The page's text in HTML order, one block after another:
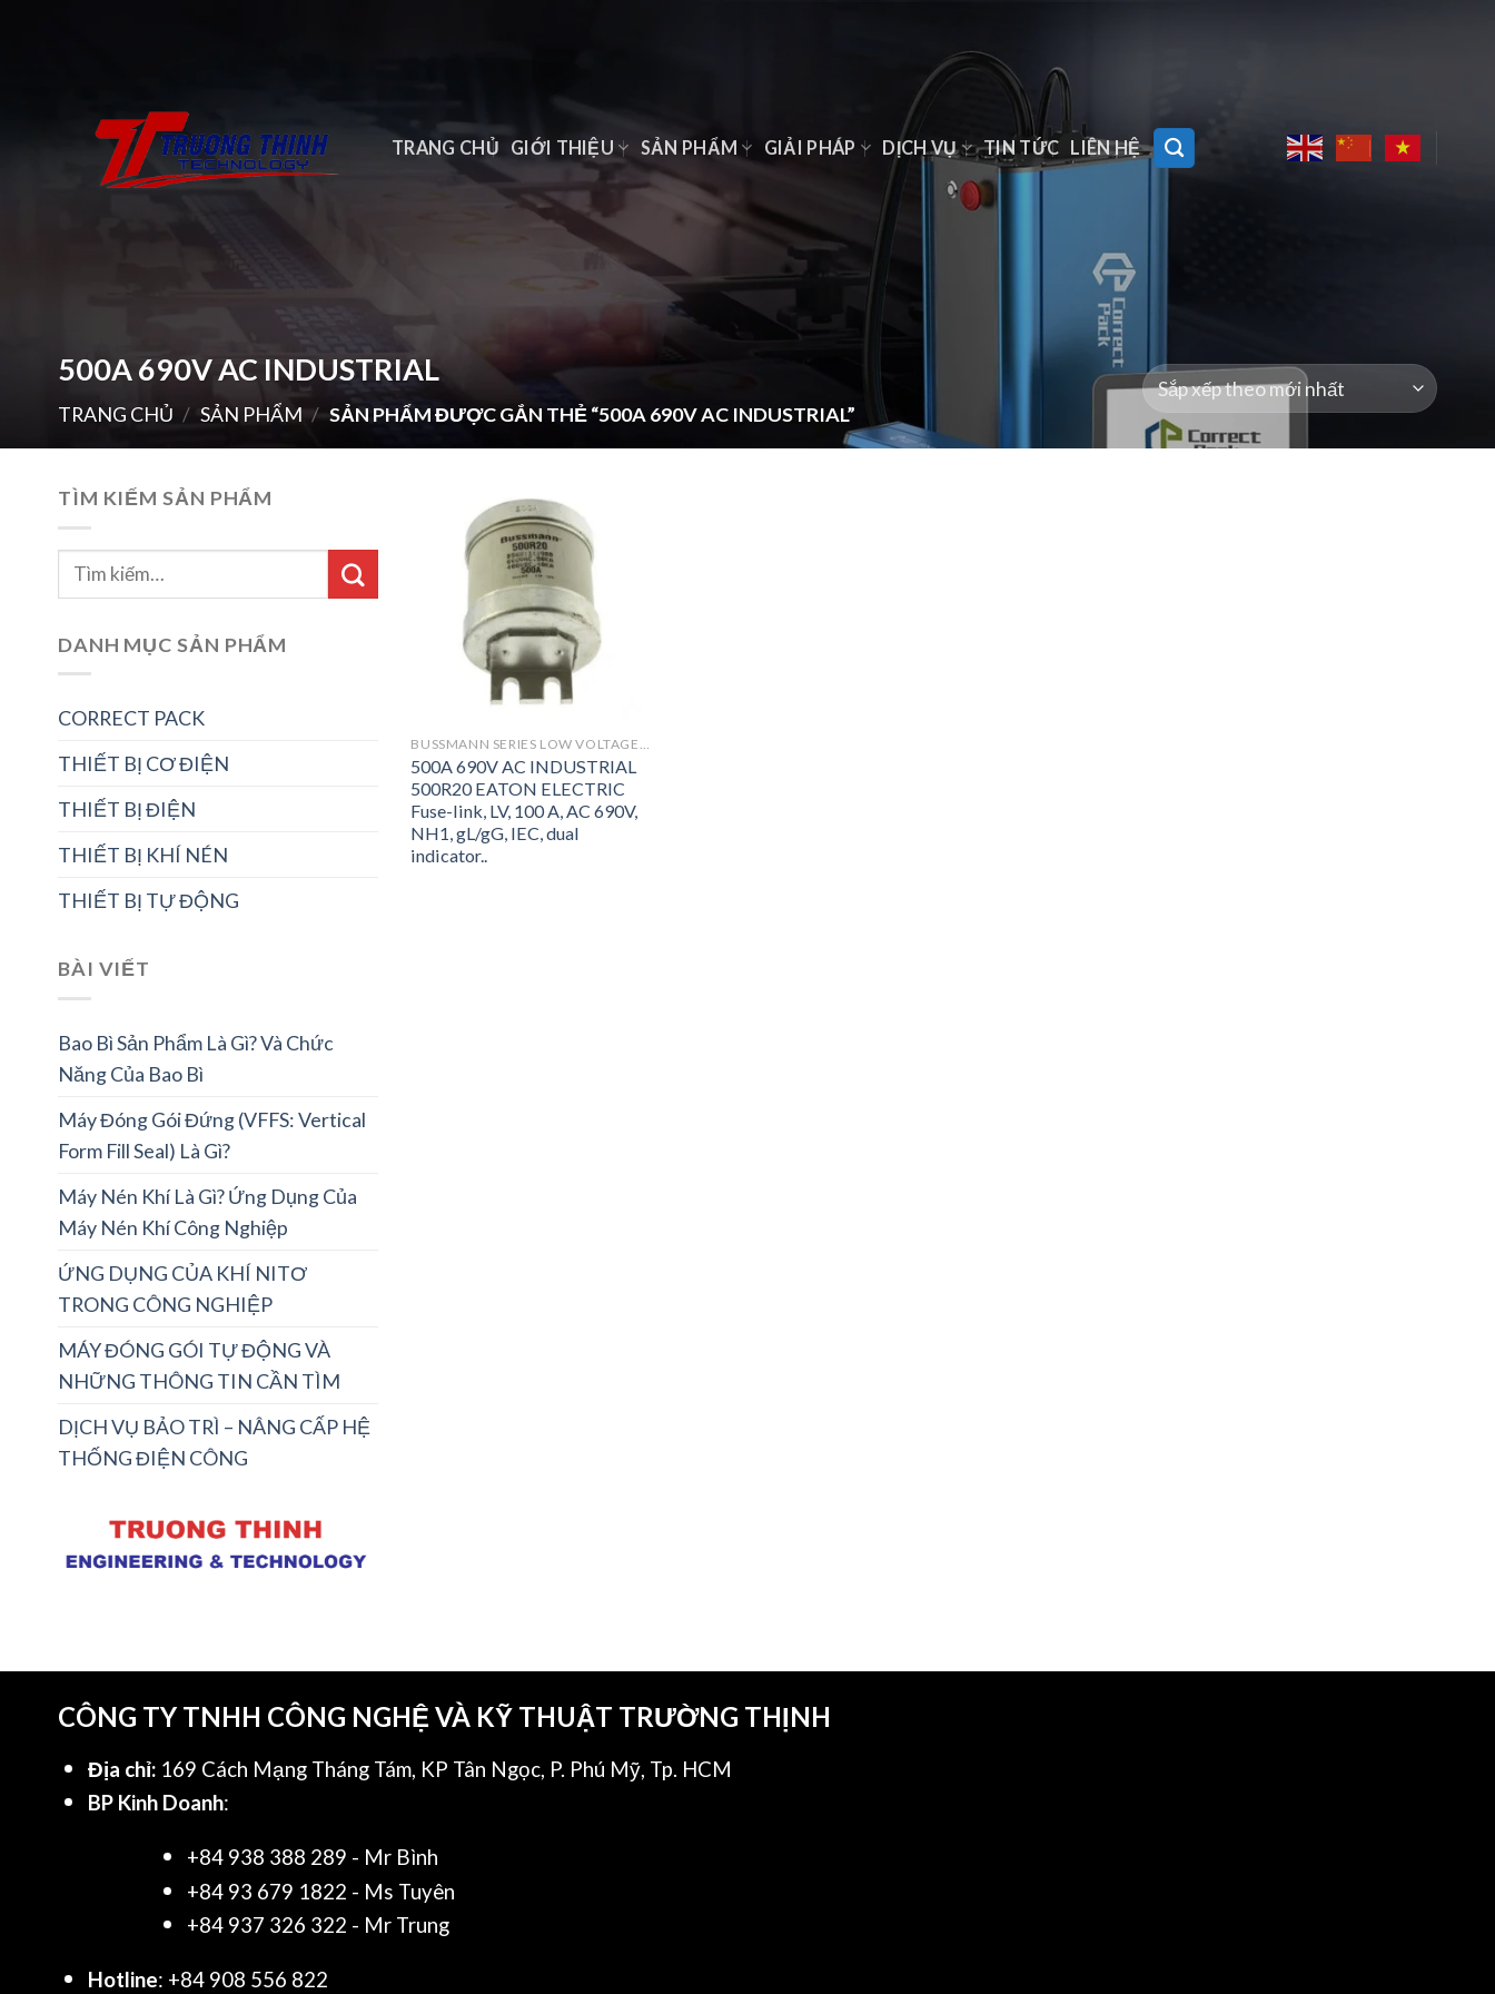
TRANG CHỦ GIỚI THIỆU SẢN PHẨM GIẢI PHÁP DỊCH VỤ TIN TỨC LIÊN HỆ
500A 690V AC INDUSTRIAL
TRANG CHỦ / SẢN PHẨM / SẢN PHẨM ĐƯỢC GẮN THẺ “500A 690V AC INDUSTRIAL”
TÌM KIẾM SẢN PHẨM
DANH MỤC SẢN PHẨM
CORRECT PACK
THIẾT BỊ CƠ ĐIỆN
THIẾT BỊ ĐIỆN
THIẾT BỊ KHÍ NÉN
THIẾT BỊ TỰ ĐỘNG
BÀI VIẾT
Bao Bì Sản Phẩm Là Gì? Và Chức
Năng Của Bao Bì
Máy Đóng Gói Đứng (VFFS: Vertical
Form Fill Seal) Là Gì?
Máy Nén Khí Là Gì? Ứng Dụng Của
Máy Nén Khí Công Nghiệp
ỨNG DỤNG CỦA KHÍ NITƠ
TRONG CÔNG NGHIỆP
MÁY ĐÓNG GÓI TỰ ĐỘNG VÀ
NHỮNG THÔNG TIN CẦN TÌM
DỊCH VỤ BẢO TRÌ – NÂNG CẤP HỆ
THỐNG ĐIỆN CÔNG
500A 690V AC INDUSTRIAL
500R20 EATON ELECTRIC
Fuse-link, LV, 100 A, AC 690V,
NH1, gL/gG, IEC, dual
indicator..
CÔNG TY TNHH CÔNG NGHỆ VÀ KỸ THUẬT TRƯỜNG THỊNH
Địa chỉ: 169 Cách Mạng Tháng Tám, KP Tân Ngọc, P. Phú Mỹ, Tp. HCM
BP Kinh Doanh:
+84 938 388 289 - Mr Bình
+84 93 679 1822 - Ms Tuyên
+84 937 326 322 - Mr Trung
Hotline: +84 908 556 822